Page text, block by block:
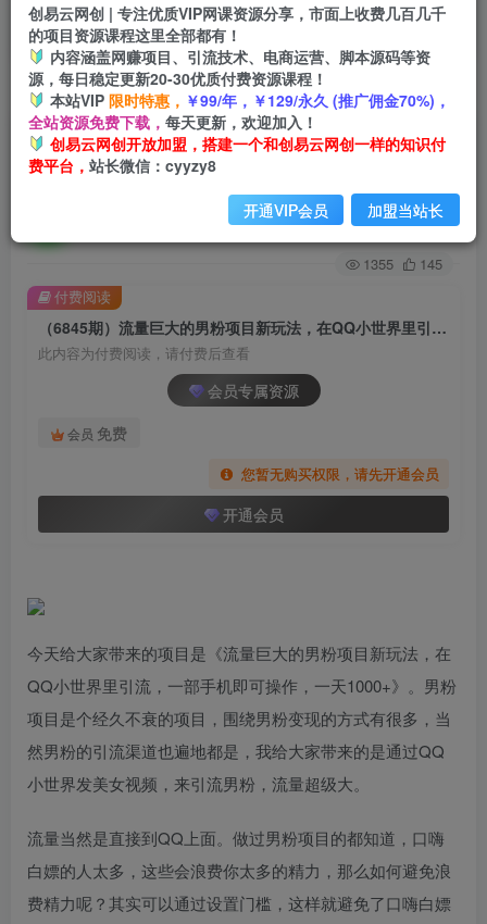
挂机 项目
脚本卡密
APP下载
GO
首页 创业课程 会员专属 正文
（6845期）流量巨大的男粉项目新玩法，在QQ小
世界里引流 一部手机即可操作，一天1000+
关注
1355 145
（6845期）流量巨大的男粉项目新玩法，在QQ小世界里引流 一部手机即可操作，一天1000+
此内容为付费阅读，请付费后查看
会员专属资源
会员 免费
您暂无购买权限，请先开通会员
开通会员
付费阅读
今天给大家带来的项目是《流量巨大的男粉项目新玩法，在
QQ小世界里引流，一部手机即可操作，一天1000+》。男粉
项目是个经久不衰的项目，围绕男粉变现的方式有很多，当
然男粉的引流渠道也遍地都是，我给大家带来的是通过QQ
小世界发美女视频，来引流男粉，流量超级大。
流量当然是直接到QQ上面。做过男粉项目的都知道，口嗨
白嫖的人太多，这些会浪费你太多的精力，那么如何避免浪
费精力呢？其实可以通过设置门槛，这样就避免了口嗨白嫖
创易云网创 | 专注优质VIP网课资源分享，市面上收费几百几千
的项目资源课程这里全部都有！
内容涵盖网赚项目、引流技术、电商运营、脚本源码等资
源，每日稳定更新20-30优质付费资源课程！
本站VIP 限时特惠， ￥99/年，￥129/永久 (推广佣金70%)，
全站资源免费下载， 每天更新，欢迎加入！
创易云网创开放加盟，搭建一个和创易云网创一样的知识付
费平台， 站长微信：cyyzy8
开通VIP会员 加盟当站长